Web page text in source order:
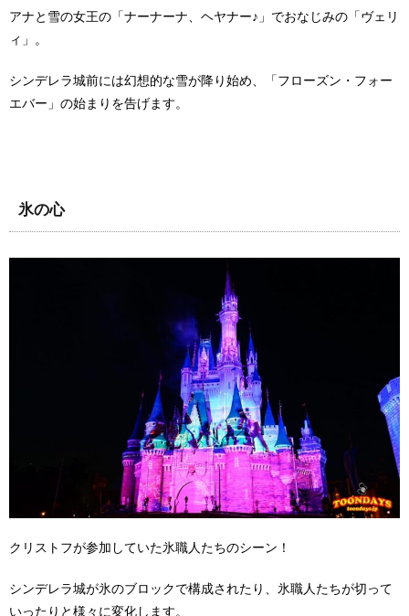
アナと雪の女王の「ナーナーナ、ヘヤナー♪」でおなじみの「ヴェリ
ィ」。
シンデレラ城前には幻想的な雪が降り始め、「フローズン・フォー
エバー」の始まりを告げます。
氷の心
クリストフが参加していた氷職人たちのシーン！
シンデレラ城が氷のブロックで構成されたり、氷職人たちが切って
いったりと様々に変化します。